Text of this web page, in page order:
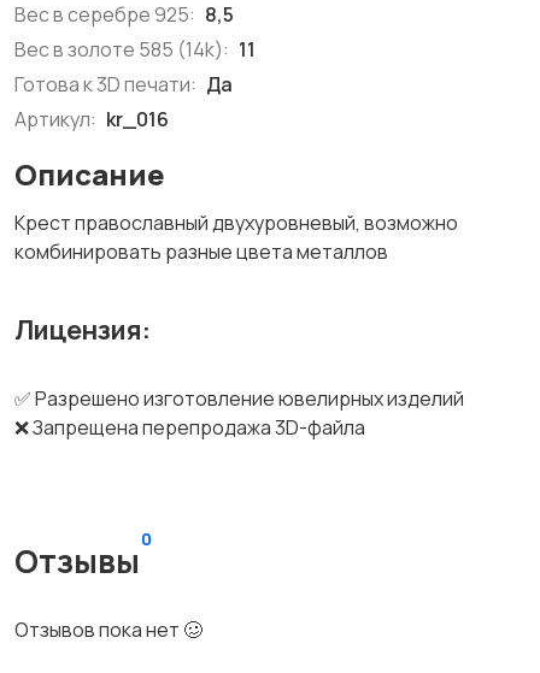
Вес в серебре 925: 8,5
Вес в золоте 585 (14k): 11
Готова к 3D печати: Да
Артикул: kr_016
Описание
Крест православный двухуровневый, возможно
комбинировать разные цвета металлов
Лицензия:
✅ Разрешено изготовление ювелирных изделий
❌ Запрещена перепродажа 3D-файла
Отзывы
0
Отзывов пока нет 🥴